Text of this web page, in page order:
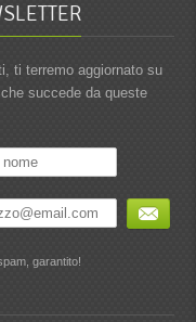
ti terremo aggiornato su
succede da queste
garantito!